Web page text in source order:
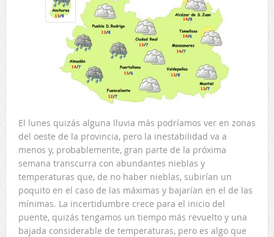
El lunes quizás alguna lluvia más podríamos ver en zonas
del oeste de la provincia, pero la inestabilidad va a
menos y, probablemente, gran parte de la próxima
semana transcurra con abundantes nieblas y
temperaturas que, de no haber nieblas, subirían un
poquito en el caso de las máximas y bajarían en el de las
mínimas. La incertidumbre crece para el inicio del
puente, quizás tengamos un tiempo más revuelto y una
bajada considerable de temperaturas, pero es algo que